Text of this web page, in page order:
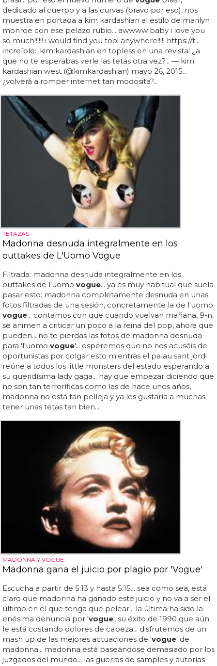
dedicado al cuerpo y a las curvas (bravo por eso), nos
muestra en portada a kim kardashian al estilo de marilyn
monroe con ese pelazo rubio... awwww baby i love you
so much!!!!!! i would find you too! anywhere!!!!! https://t...
increíble: ¡kim kardashian en topless en una revista! ¿a
que no te esperabas verle las tetas otra vez?... — kim
kardashian west (@kimkardashian) mayo 26, 2015...
¿volverá a romper internet tan modosita?...
TETAZAS
Madonna desnuda integralmente en los
outtakes de L'Uomo Vogue
Filtrada: madonna desnuda integralmente en los
outtakes de l'uomo vogue... ya es muy habitual que suela
pasar esto: madonna completamente desnuda en unas
fotos filtradas de una sesión, concretamente la de l'uomo
vogue... contamos con que cuando vuelvan mañana, 9-n,
se animen a criticar un poco a la reina del pop, ahora que
pueden... no te pierdas las fotos de madonna desnuda
para 'l'uomo vogue'... esperemos que no nos acuséis de
oportunistas por colgar esto mientras el palau sant jordi
reúne a todos los little monsters del estado esperando a
su queridísima lady gaga... hay que empezar diciendo que
no son tan terroríficas como las de hace unos años,
madonna no está tan pelleja y ya les gustaría a muchas
tener unas tetas tan bien...
MADONNA Y VOGUE
Madonna gana el juicio por plagio por 'Vogue'
Escucha a partir de 5:13 y hasta 5:15... sea como sea, está
claro que madonna ha ganado este juicio y no va a ser el
último en el que tenga que pelear... la última ha sido la
enésima denuncia por 'vogue', su éxito de 1990 que aún
le está costando dolores de cabeza... disfrutemos de un
mash up de las mejores actuaciones de 'vogue' de
madonna... madonna está paseándose demasiado por los
juzgados del mundo... las guerras de samples y autorías